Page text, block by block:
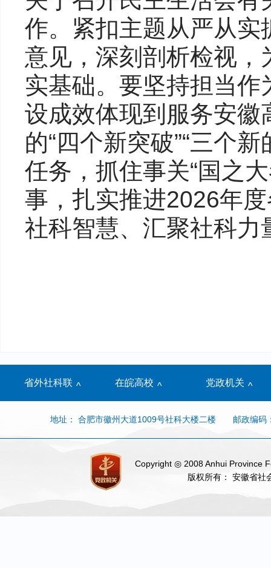
作。紧扣主题从严从
意见，深刻剖析检视
实基础。要坚持担当
设成效体现到服务安
的“四个新突破”“三个
任务，抓住事关“国之
事，扎实推进2026年
社科智慧、汇聚社科力
省外社科联 ^ 在皖高校 ^ 党政机关 ^
地址： 合肥市徽州大道1009号社科大楼二楼 邮政编码
Copyright ◎ 2008 Anhui Province
版权所有： 安徽省社